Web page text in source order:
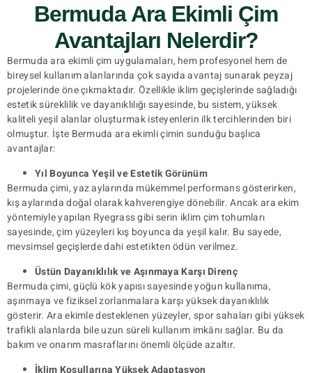
Bermuda Ara Ekimli Çim
Avantajları Nelerdir?
Bermuda ara ekimli çim uygulamaları, hem profesyonel hem de
bireysel kullanım alanlarında çok sayıda avantaj sunarak peyzaj
projelerinde öne çıkmaktadır. Özellikle iklim geçişlerinde sağladığı
estetik süreklilik ve dayanıklılığı sayesinde, bu sistem, yüksek
kaliteli yeşil alanlar oluşturmak isteyenlerin ilk tercihlerinden biri
olmuştur. İşte Bermuda ara ekimli çimin sunduğu başlıca
avantajlar:
Yıl Boyunca Yeşil ve Estetik Görünüm
Bermuda çimi, yaz aylarında mükemmel performans gösterirken,
kış aylarında doğal olarak kahverengiye dönebilir. Ancak ara ekim
yöntemiyle yapılan Ryegrass gibi serin iklim çim tohumları
sayesinde, çim yüzeyleri kış boyunca da yeşil kalır. Bu sayede,
mevsimsel geçişlerde dahi estetikten ödün verilmez.
Üstün Dayanıklılık ve Aşınmaya Karşı Direnç
Bermuda çimi, güçlü kök yapısı sayesinde yoğun kullanıma,
aşınmaya ve fiziksel zorlanmalara karşı yüksek dayanıklılık
gösterir. Ara ekimle desteklenen yüzeyler, spor sahaları gibi yüksek
trafikli alanlarda bile uzun süreli kullanım imkânı sağlar. Bu da
bakım ve onarım masraflarını önemli ölçüde azaltır.
İklim Koşullarına Yüksek Adaptasyon